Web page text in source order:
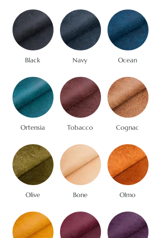
Black
Ortensia
Olive
Navy
Tobacco
Bone
Ocean
Cognac
Olmo